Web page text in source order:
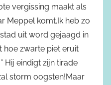
vergissing maakt als
Meppel komt.Ik heb zo
uit word gejaagd in
hoe zwarte piet eruit
Hij eindigt zijn tirade
storm oogsten!Maar